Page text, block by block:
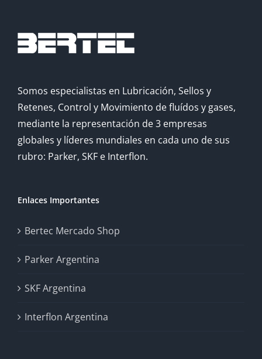
Somos especialistas en Lubricación, Sellos y
Retenes, Control y Movimiento de fluídos y gases,
mediante la representación de 3 empresas
globales y líderes mundiales en cada uno de sus
rubro: Parker, SKF e Interflon.
Enlaces Importantes
Bertec Mercado Shop
Parker Argentina
SKF Argentina
Interflon Argentina